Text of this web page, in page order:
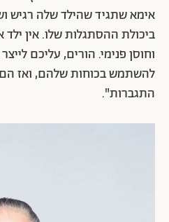
אימא שתגיד שהילד שלה רגיש
ביכולת ההסתגלות שלו. אין ילד
וחוסן פנימי. הורים, עליכם
להשתמש בכוחות שלהם, ואז הם
התגברות".